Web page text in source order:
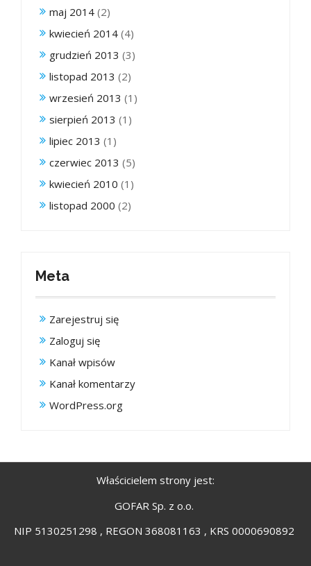
maj 2014 (2)
kwiecień 2014 (4)
grudzień 2013 (3)
listopad 2013 (2)
wrzesień 2013 (1)
sierpień 2013 (1)
lipiec 2013 (1)
czerwiec 2013 (5)
kwiecień 2010 (1)
listopad 2000 (2)
Meta
Zarejestruj się
Zaloguj się
Kanał wpisów
Kanał komentarzy
WordPress.org
Właścicielem strony jest:
GOFAR Sp. z o.o.
NIP 5130251298 , REGON 368081163 , KRS 0000690892